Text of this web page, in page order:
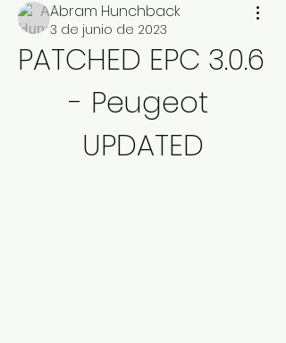
Abram Hunchback
3 de junio de 2023
PATCHED EPC 3.0.6
- Peugeot
UPDATED